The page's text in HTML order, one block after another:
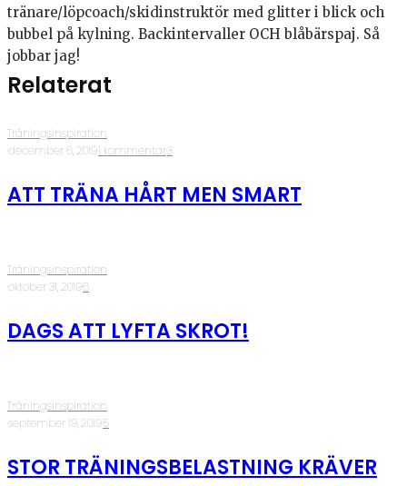
tränare/löpcoach/skidinstruktör med glitter i blick och
bubbel på kylning. Backintervaller OCH blåbärspaj. Så
jobbar jag!
Relaterat
Träningsinspiration
·december 6, 2019·1 kommentar·3
ATT TRÄNA HÅRT MEN SMART
Träningsinspiration
·oktober 31, 2019·6
DAGS ATT LYFTA SKROT!
Träningsinspiration
·september 19, 2019·5
STOR TRÄNINGSBELASTNING KRÄVER